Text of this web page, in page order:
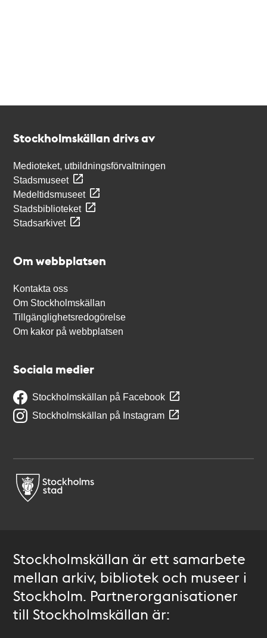
Stockholmskällan drivs av
Medioteket, utbildningsförvaltningen
Stadsmuseet
Medeltidsmuseet
Stadsbiblioteket
Stadsarkivet
Om webbplatsen
Kontakta oss
Om Stockholmskällan
Tillgänglighetsredogörelse
Om kakor på webbplatsen
Sociala medier
Stockholmskällan på Facebook
Stockholmskällan på Instagram
Stockholmskällan är ett samarbete
mellan arkiv, bibliotek och museer i
Stockholm. Partnerorganisationer
till Stockholmskällan är: